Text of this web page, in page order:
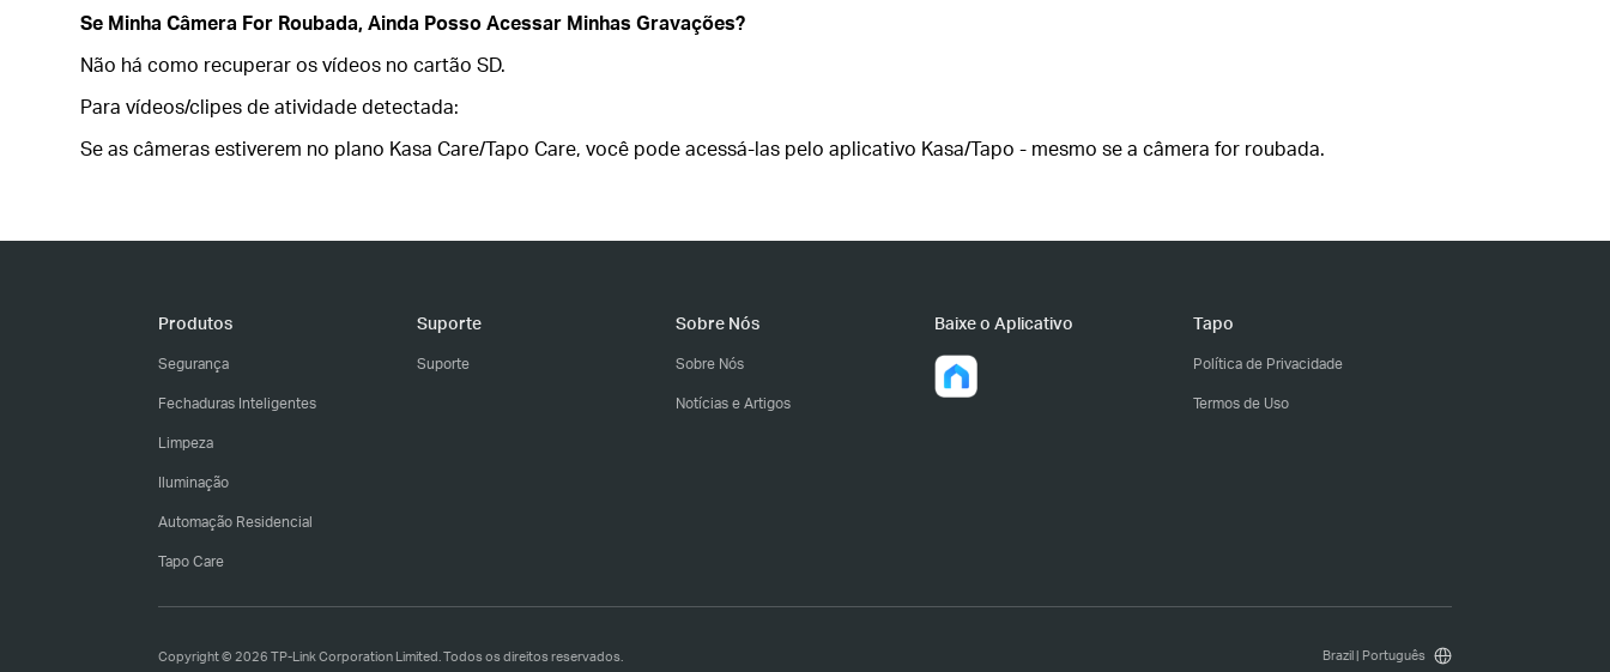
Se Minha Câmera For Roubada, Ainda Posso Acessar Minhas Gravações?
Não há como recuperar os vídeos no cartão SD.
Para vídeos/clipes de atividade detectada:
Se as câmeras estiverem no plano Kasa Care/Tapo Care, você pode acessá-las pelo aplicativo Kasa/Tapo - mesmo se a câmera for roubada.
Produtos
Segurança
Fechaduras Inteligentes
Limpeza
Iluminação
Automação Residencial
Tapo Care
Suporte
Suporte
Sobre Nós
Sobre Nós
Notícias e Artigos
Baixe o Aplicativo Tapo
Política de Privacidade
Termos de Uso
Copyright © 2026 TP-Link Corporation Limited. Todos os direitos reservados. Brazil | Português